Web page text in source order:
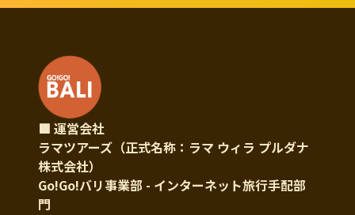
■ 運営会社
ラマツアーズ（正式名称：ラマ ウィラ プルダナ
株式会社）
Go!Go!バリ事業部 - インターネット旅行手配部
門